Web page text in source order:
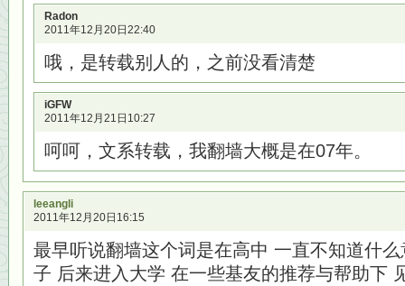
Radon
2011年12月20日22:40
哦，是转载别人的，之前没看清楚
iGFW
2011年12月21日10:27
呵呵，文系转载，我翻墙大概是在07年。
leeangli
2011年12月20日16:15
最早听说翻墙这个词是在高中 一直不知道什
子 后来进入大学 在一些基友的推荐与帮助下